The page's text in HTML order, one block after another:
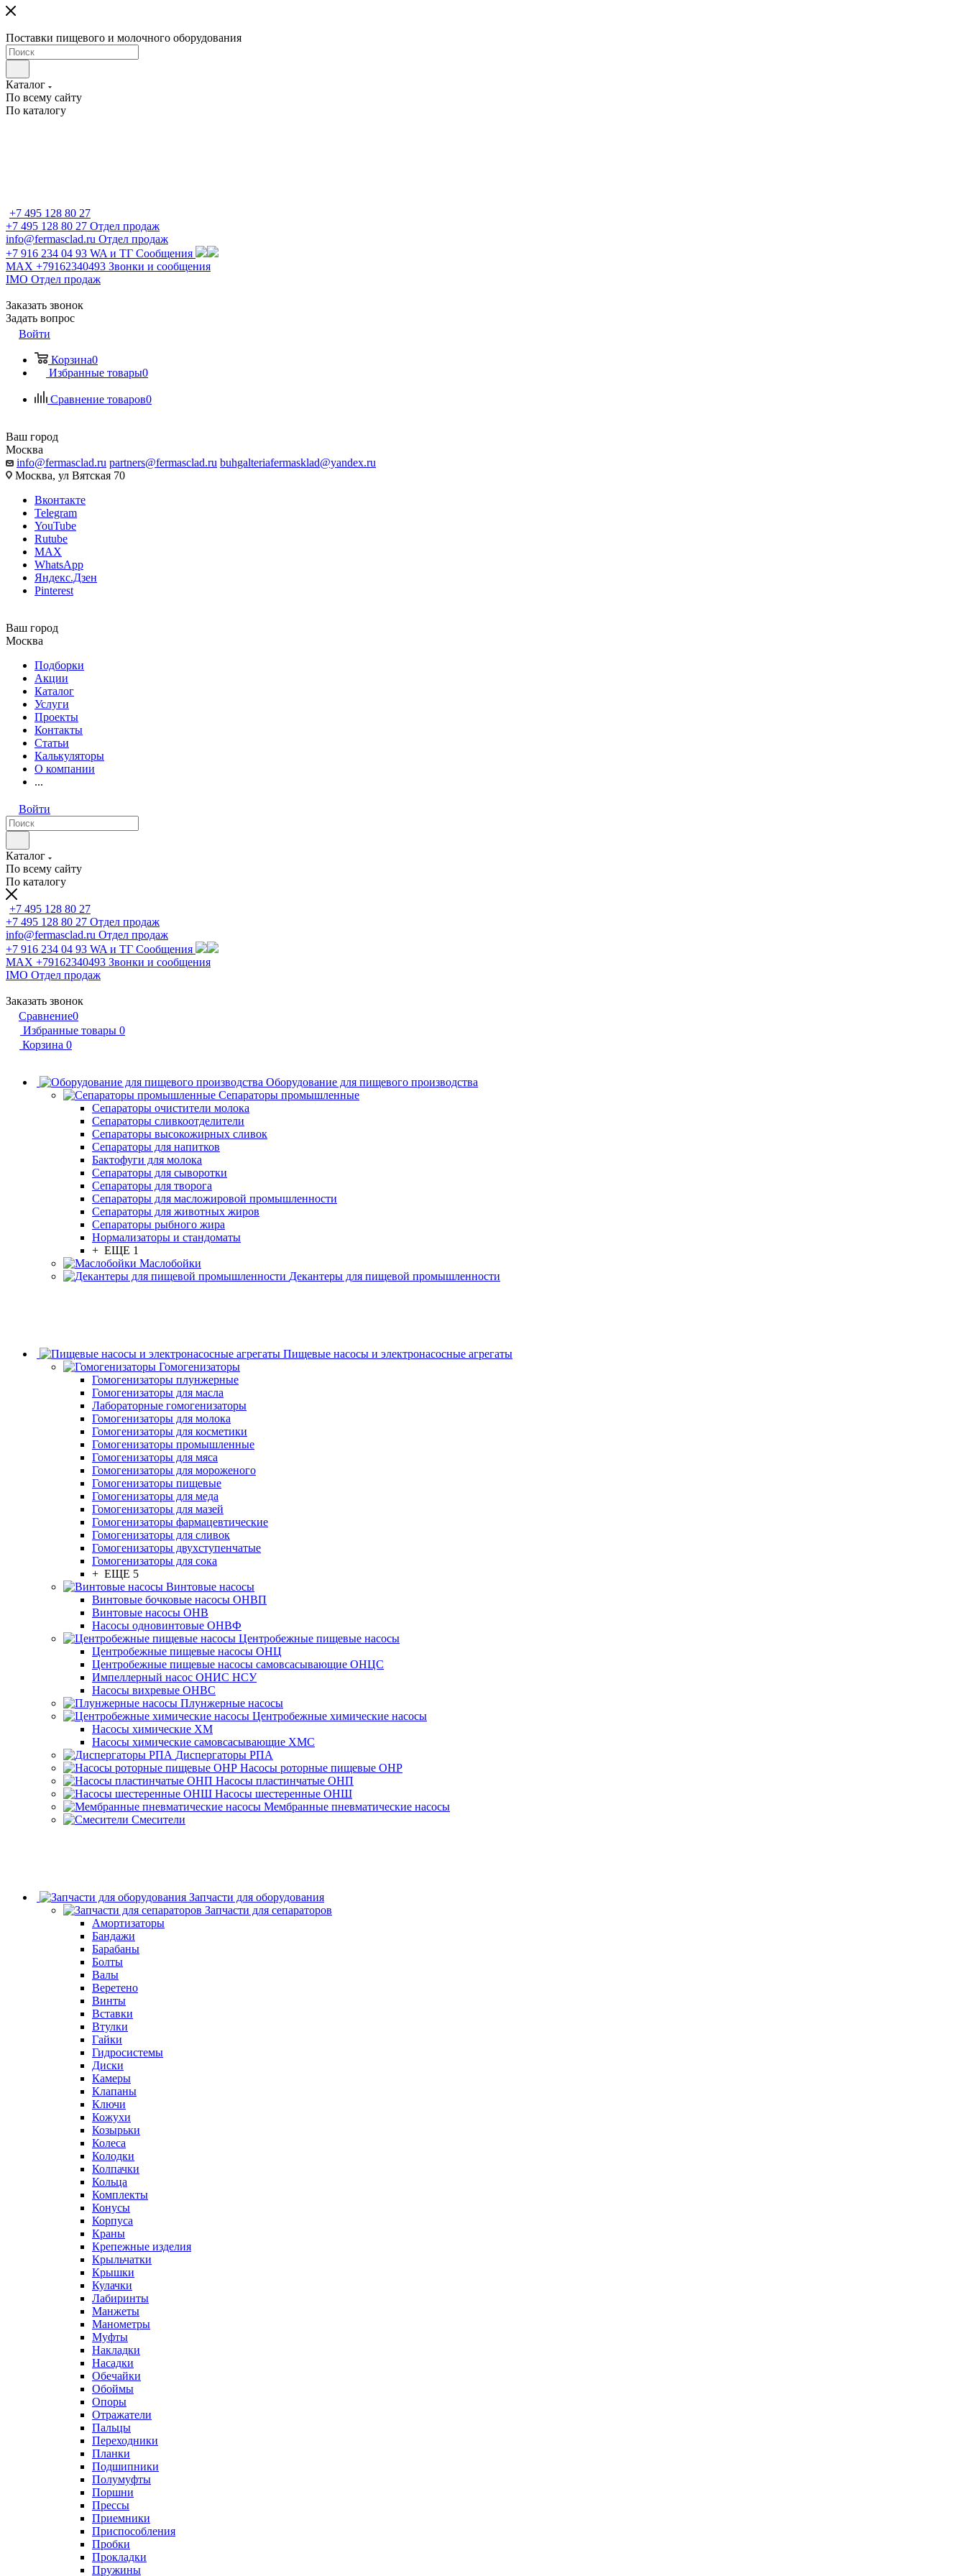
Поставки пищевого и молочного оборудования
Каталог
По всему сайту
По каталогу
+7 495 128 80 27
+7 495 128 80 27 Отдел продаж
info@fermasclad.ru Отдел продаж
+7 916 234 04 93 WA и ТГ Сообщения
MAX +79162340493 Звонки и сообщения
IMO Отдел продаж
Заказать звонок
Задать вопрос
Войти
Корзина0
Избранные товары0
Сравнение товаров0
Ваш город
Москва
info@fermasclad.ru partners@fermasclad.ru buhgalteriafermasklad@yandex.ru
Москва, ул Вятская 70
Вконтакте
Telegram
YouTube
Rutube
MAX
WhatsApp
Яндекс.Дзен
Pinterest
Ваш город
Москва
Подборки
Акции
Каталог
Услуги
Проекты
Контакты
Статьи
Калькуляторы
О компании
...
Войти
Каталог
По всему сайту
По каталогу
+7 495 128 80 27
+7 495 128 80 27 Отдел продаж
info@fermasclad.ru Отдел продаж
+7 916 234 04 93 WA и ТГ Сообщения
MAX +79162340493 Звонки и сообщения
IMO Отдел продаж
Заказать звонок
Сравнение0
Избранные товары 0
Корзина 0
Оборудование для пищевого производства
Сепараторы промышленные
Сепараторы очистители молока
Сепараторы сливкоотделители
Сепараторы высокожирных сливок
Сепараторы для напитков
Бактофуги для молока
Сепараторы для сыворотки
Сепараторы для творога
Сепараторы для масложировой промышленности
Сепараторы для животных жиров
Сепараторы рыбного жира
Нормализаторы и стандоматы
+ ЕЩЕ 1
Маслобойки
Декантеры для пищевой промышленности
Пищевые насосы и электронасосные агрегаты
Гомогенизаторы
Гомогенизаторы плунжерные
Гомогенизаторы для масла
Лабораторные гомогенизаторы
Гомогенизаторы для молока
Гомогенизаторы для косметики
Гомогенизаторы промышленные
Гомогенизаторы для мяса
Гомогенизаторы для мороженого
Гомогенизаторы пищевые
Гомогенизаторы для меда
Гомогенизаторы для мазей
Гомогенизаторы фармацевтические
Гомогенизаторы для сливок
Гомогенизаторы двухступенчатые
Гомогенизаторы для сока
+ ЕЩЕ 5
Винтовые насосы
Винтовые бочковые насосы ОНВП
Винтовые насосы ОНВ
Насосы одновинтовые ОНВФ
Центробежные пищевые насосы
Центробежные пищевые насосы ОНЦ
Центробежные пищевые насосы самовсасывающие ОНЦС
Импеллерный насос ОНИС НСУ
Насосы вихревые ОНВС
Плунжерные насосы
Центробежные химические насосы
Насосы химические ХМ
Насосы химические самовсасывающие ХМС
Диспергаторы РПА
Насосы роторные пищевые ОНР
Насосы пластинчатые ОНП
Насосы шестеренные ОНШ
Мембранные пневматические насосы
Смесители
Запчасти для оборудования
Запчасти для сепараторов
Амортизаторы
Бандажи
Барабаны
Болты
Валы
Веретено
Винты
Вставки
Втулки
Гайки
Гидросистемы
Диски
Камеры
Клапаны
Ключи
Кожухи
Козырьки
Колеса
Колодки
Колпачки
Кольца
Комплекты
Конусы
Корпуса
Краны
Крепежные изделия
Крыльчатки
Крышки
Кулачки
Лабиринты
Манжеты
Манометры
Муфты
Накладки
Насадки
Обечайки
Обоймы
Опоры
Отражатели
Пальцы
Переходники
Планки
Подшипники
Полумуфты
Поршни
Прессы
Приемники
Приспособления
Пробки
Прокладки
Пружины